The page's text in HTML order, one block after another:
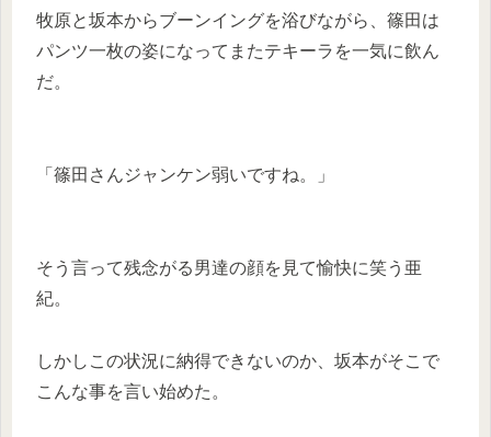
牧原と坂本からブーンイングを浴びながら、篠田は
パンツ一枚の姿になってまたテキーラを一気に飲ん
だ。
「篠田さんジャンケン弱いですね。」
そう言って残念がる男達の顔を見て愉快に笑う亜
紀。
しかしこの状況に納得できないのか、坂本がそこで
こんな事を言い始めた。